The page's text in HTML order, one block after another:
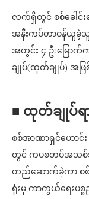
လက်ရှိတွင် စစ်ခေါင်
အနီးကပ်တာဝန်ယူခဲ့သူ
အတွင်း ၄ ဦးမြော
ချုပ်(ထုတ်ချုပ်) အ
■ ထုတ်ချုပ်ရ
စစ်အာဏာရှင်ဟောင်
တွင် ကပစတပ်အသစ်အ
တည်ဆောက်ခဲ့ကာ စစ်
ရုံးမှ ကာကွယ်ရေးပစ္